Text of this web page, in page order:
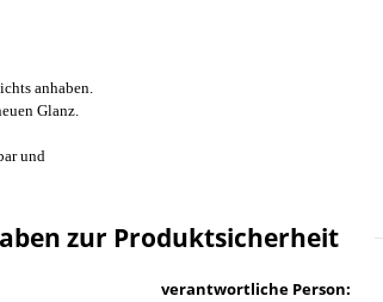
anhaben.
Glanz.
und
zur Produktsicherheit
verantwortliche Person: